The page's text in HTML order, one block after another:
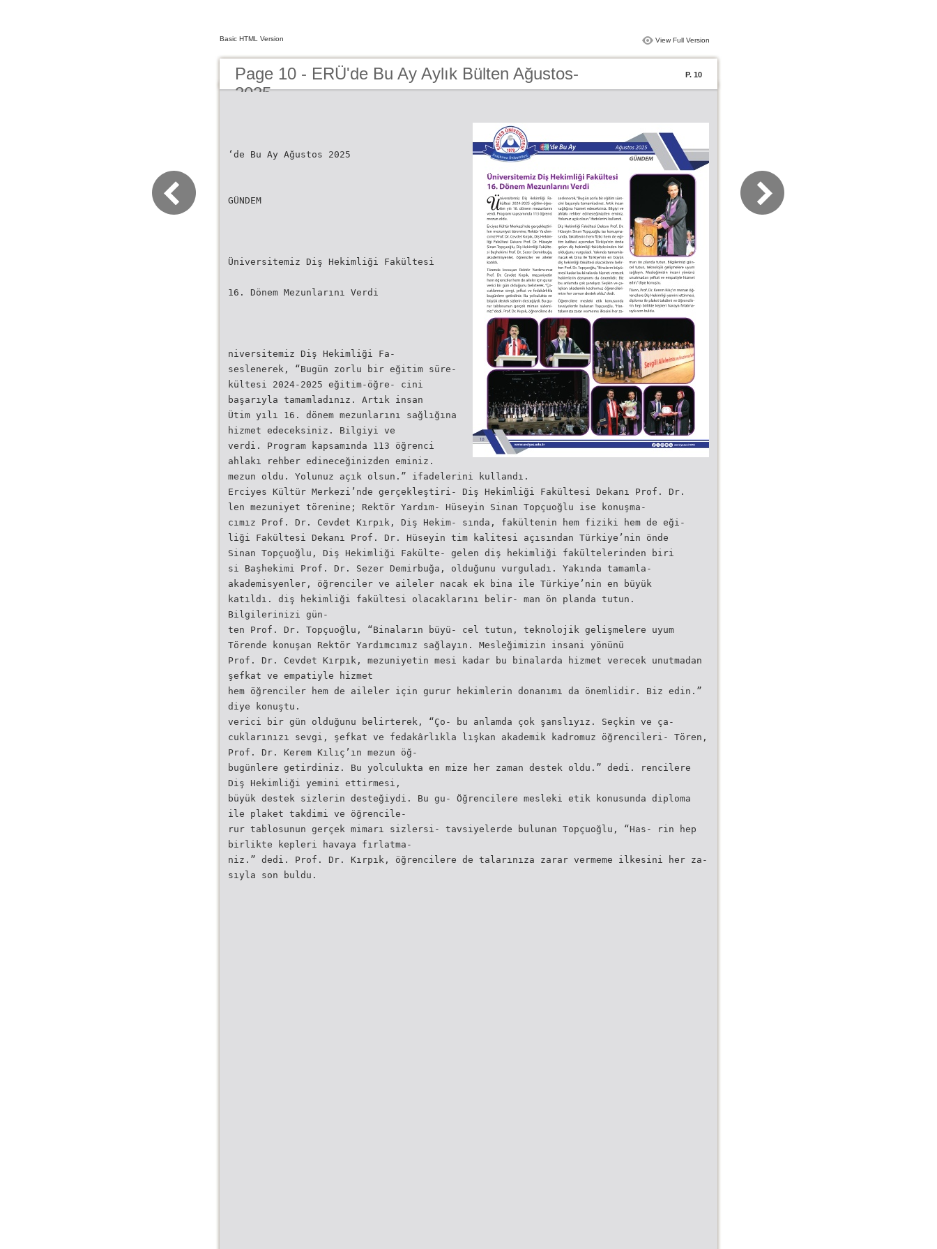
Basic HTML Version View Full Version
Page 10 - ERÜ'de Bu Ay Aylık Bülten Ağustos-
2025
P. 10
‘de Bu Ay Ağustos 2025
GÜNDEM
Üniversitemiz Diş Hekimliği Fakültesi
16. Dönem Mezunlarını Verdi
niversitemiz Diş Hekimliği Fa-
seslenerek, “Bugün zorlu bir eğitim süre-
kültesi 2024-2025 eğitim-öğre- cini
başarıyla tamamladınız. Artık insan
Ütim yılı 16. dönem mezunlarını sağlığına
hizmet edeceksiniz. Bilgiyi ve
verdi. Program kapsamında 113 öğrenci
ahlakı rehber edineceğinizden eminiz.
mezun oldu. Yolunuz açık olsun.” ifadelerini kullandı.
Erciyes Kültür Merkezi’nde gerçekleştiri- Diş Hekimliği Fakültesi Dekanı Prof. Dr.
len mezuniyet törenine; Rektör Yardım- Hüseyin Sinan Topçuoğlu ise konuşma-
cımız Prof. Dr. Cevdet Kırpık, Diş Hekim- sında, fakültenin hem fiziki hem de eği-
liği Fakültesi Dekanı Prof. Dr. Hüseyin tim kalitesi açısından Türkiye’nin önde
Sinan Topçuoğlu, Diş Hekimliği Fakülte- gelen diş hekimliği fakültelerinden biri
si Başhekimi Prof. Dr. Sezer Demirbuğa, olduğunu vurguladı. Yakında tamamla-
akademisyenler, öğrenciler ve aileler nacak ek bina ile Türkiye’nin en büyük
katıldı. diş hekimliği fakültesi olacaklarını belir- man ön planda tutun.
Bilgilerinizi gün-
ten Prof. Dr. Topçuoğlu, “Binaların büyü- cel tutun, teknolojik gelişmelere uyum
Törende konuşan Rektör Yardımcımız sağlayın. Mesleğimizin insani yönünü
Prof. Dr. Cevdet Kırpık, mezuniyetin mesi kadar bu binalarda hizmet verecek unutmadan
şefkat ve empatiyle hizmet
hem öğrenciler hem de aileler için gurur hekimlerin donanımı da önemlidir. Biz edin.”
diye konuştu.
verici bir gün olduğunu belirterek, “Ço- bu anlamda çok şanslıyız. Seçkin ve ça-
cuklarınızı sevgi, şefkat ve fedakârlıkla lışkan akademik kadromuz öğrencileri- Tören,
Prof. Dr. Kerem Kılıç’ın mezun öğ-
bugünlere getirdiniz. Bu yolculukta en mize her zaman destek oldu.” dedi. rencilere
Diş Hekimliği yemini ettirmesi,
büyük destek sizlerin desteğiydi. Bu gu- Öğrencilere mesleki etik konusunda diploma
ile plaket takdimi ve öğrencile-
rur tablosunun gerçek mimarı sizlersi- tavsiyelerde bulunan Topçuoğlu, “Has- rin hep
birlikte kepleri havaya fırlatma-
niz.” dedi. Prof. Dr. Kırpık, öğrencilere de talarınıza zarar vermeme ilkesini her za-
sıyla son buldu.